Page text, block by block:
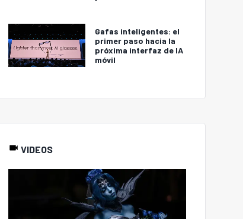
Gafas inteligentes: el
primer paso hacia la
próxima interfaz de IA
móvil
VIDEOS